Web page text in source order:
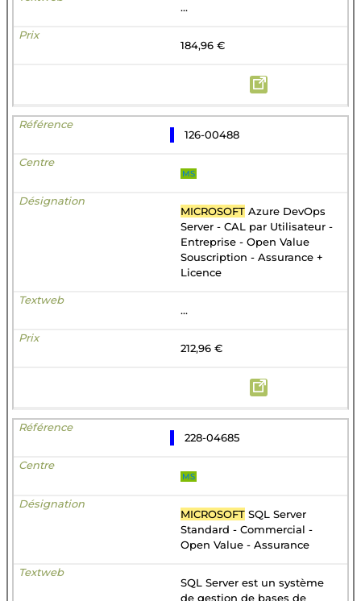
...
184,96 €
126-00488
MS
MICROSOFT Azure DevOps
Server - CAL par Utilisateur -
Entreprise - Open Value
Souscription - Assurance +
Licence
...
212,96 €
228-04685
MS
MICROSOFT SQL Server
Standard - Commercial -
Open Value - Assurance
SQL Server est un système
de gestion de bases de